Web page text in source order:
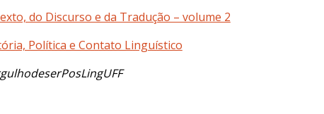
do Discurso e da Tradução – volume 2
Política e Contato Linguístico